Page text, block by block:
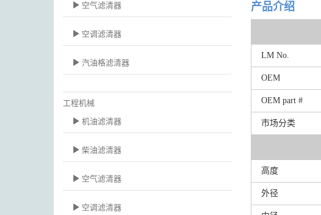
空气滤清器
空调滤清器
汽油格滤清器
工程机械
机油滤清器
柴油滤清器
空气滤清器
空调滤清器
产品介绍
LM No.
OEM
OEM part #
市场分类
高度
外径